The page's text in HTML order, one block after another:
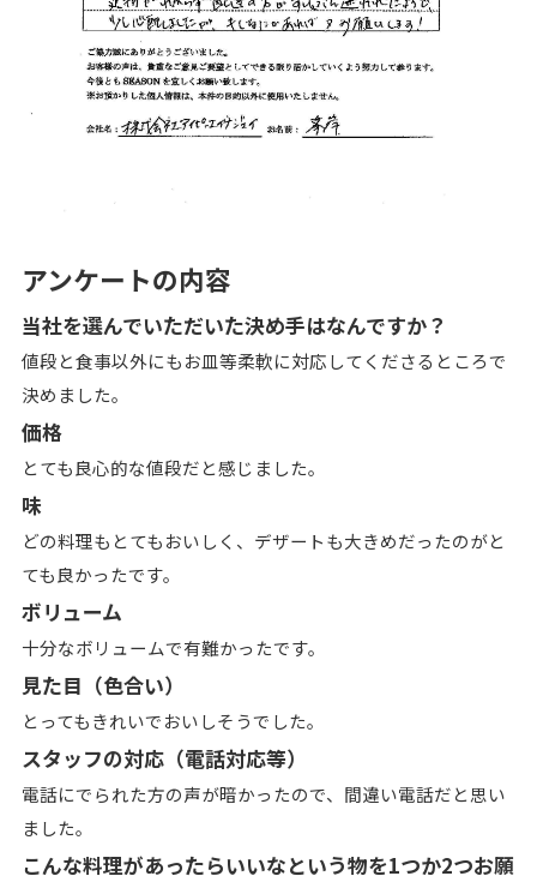
アンケートの内容
当社を選んでいただいた決め手はなんですか？
値段と食事以外にもお皿等柔軟に対応してくださる ところで
決めました。
価格
とても良心的な値段だと感じました。
味
どの料理もとてもおいしく、デザートも大きめだったのがと
ても良かったです。
ボリューム
十分なボリュームで有難かったです。
見た目（色合い）
とってもきれいでおいしそうでした。
スタッフの対応（電話対応等）
電話にでられた方の声が暗かったので、間違い電話だと思い
ました。
こんな料理があったらいいなという物を1つか2つお願